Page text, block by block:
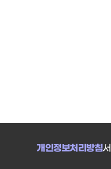
개인정보처리방침